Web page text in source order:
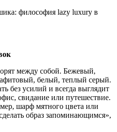
между собой. Бежевый,
белый, теплый серый.
без усилий и всегда выглядит
свидание или путешествие.
шарф мятного цвета или
образ запоминающимся»,